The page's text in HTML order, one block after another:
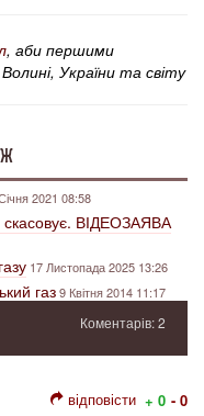
, аби першими
України та світу
2021 08:58
скасовує. ВІДЕОЗАЯВА
17 Листопада 2025 13:26
газ9 Квітня 2014 11:17
Коментарів: 2
відповісти + 0 - 0